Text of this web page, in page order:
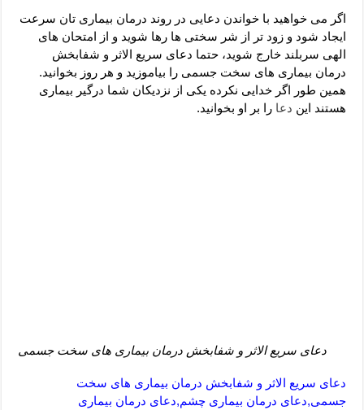
لا حول ولا قوة الا بالله برای چشم زخم – دعای چشم زخم ماشاالله
دعای قوی رفع ترس – دعای مجرب برای آرامش قلب و رفع اضطراب
دعا برای پولدار شدن در یک روز – دعای ثروت حضرت سلیمان
اگر می خواهید با خواندن دعایی در روند درمان بیماری تان سرعت
ایجاد شود و زود تر از شر سختی ها رها شوید و از امتحان های
الهی سربلند خارج شوید، حتما دعای سریع الاثر و شفابخش
درمان بیماری های سخت جسمی را بیاموزید و هر روز بخوانید.
همین طور اگر خدایی نکرده یکی از نزدیکان شما درگیر بیماری
هستند این دعا را بر او بخوانید.
دعای سریع الاثر و شفابخش درمان بیماری های سخت جسمی
دعای سریع الاثر و شفابخش درمان بیماری های سخت
جسمی,دعای درمان بیماری چشم,دعای درمان بیماری